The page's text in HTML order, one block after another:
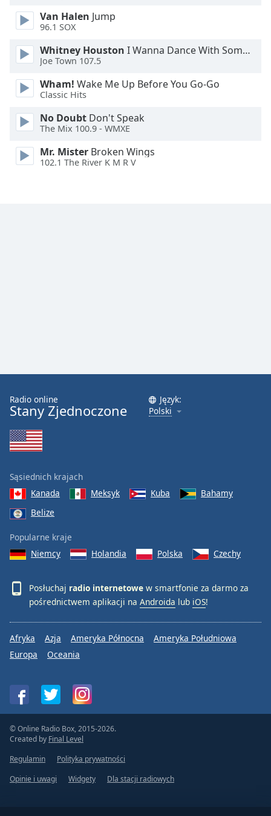
Font
Dialog
End
dialog
Van Halen Jump
96.1 SOX
Whitney Houston I Wanna Dance With Somebody
Joe Town 107.5
Wham! Wake Me Up Before You Go-Go
Classic Hits
No Doubt Don't Speak
The Mix 100.9 - WMXE
Mr. Mister Broken Wings
102.1 The River K M R V
Radio online
Stany Zjednoczone
Język:
Polski
Sąsiednich krajach
Kanada
Meksyk Kuba
Bahamy
Belize
Popularne kraje
Niemcy
Holandia Polska Czechy
Posłuchaj radio internetowe w smartfonie za darmo za
pośrednictwem aplikacji na Androida lub iOS!
Afryka Azja Ameryka Północna
Ameryka Południowa
Europa
Oceania
© Online Radio Box, 2015-2026.
Created by Final Level
Regulamin
Polityka prywatności
Opinie i uwagi
Widgety Dla stacji radiowych